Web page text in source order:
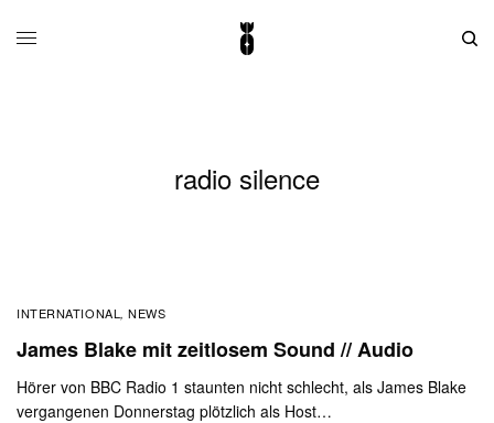
radio silence
INTERNATIONAL ,NEWS
James Blake mit zeitlosem Sound // Audio
Hörer von BBC Radio 1 staunten nicht schlecht, als James Blake
vergangenen Donnerstag plötzlich als Host…